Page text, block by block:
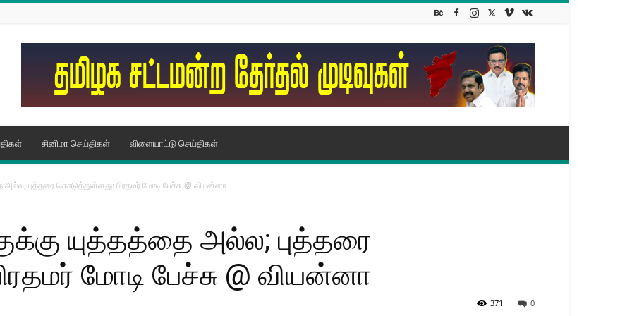
சினிமா செய்திகள் விளையாட்டு செய்திகள்
புத்தரை கொடுத்துள்ளது: பிரதமர் மோடி பேச்சு @ வியன்னா
யுத்தத்தை அல்ல; புத்தரை
மோடி பேச்சு @ வியன்னா
0
371